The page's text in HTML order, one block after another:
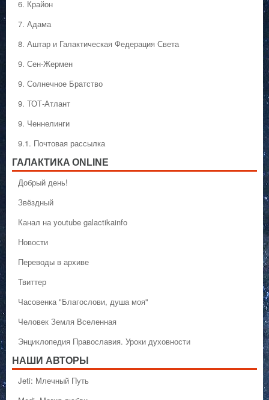
6. Крайон
7. Адама
8. Аштар и Галактическая Федерация Света
9. Сен-Жермен
9. Солнечное Братство
9. ТОТ-Атлант
9. Ченнелинги
9.1. Почтовая рассылка
ГАЛАКТИКA ONLINE
Добрый день!
Звёздный
Канал на youtube galactikainfo
Новости
Переводы в архиве
Твиттер
Часовенка "Благослови, душа моя"
Человек Земля Вселенная
Энциклопедия Православия. Уроки духовности
НАШИ АВТОРЫ
Jeti: Млечный Путь